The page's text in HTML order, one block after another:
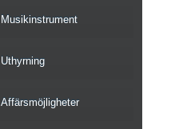
Musikinstrument
Uthyrning
Affärsmöjligheter